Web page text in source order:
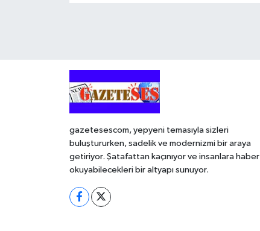
gazetesescom, yepyeni temasıyla sizleri
buluştururken, sadelik ve modernizmi bir araya
getiriyor. Şatafattan kaçınıyor ve insanlara haber
okuyabilecekleri bir altyapı sunuyor.